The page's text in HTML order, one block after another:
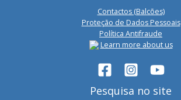
Contactos (Balcões)
Proteção de Dados Pessoais
Política Antifraude
Learn more about us
Pesquisa no site